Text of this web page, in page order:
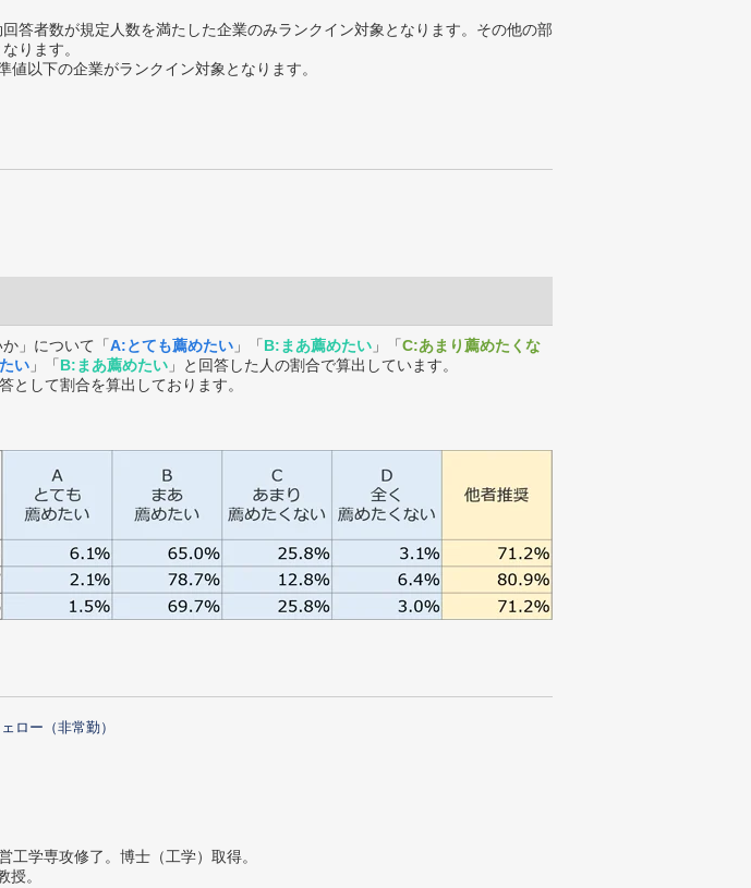
答者数が規定人数を満たした企業のみランクイン対象となります。その他の部
ります。
以下の企業がランクイン対象となります。
」について「A:とても薦めたい 」「B:まあ薦めたい 」「C:あまり薦めたくな
い 」「B:まあ薦めたい 」と回答した人の割合で算出しています。
して割合を算出しております。
ロー（非常勤）
学専攻修了。博士（工学）取得。
。